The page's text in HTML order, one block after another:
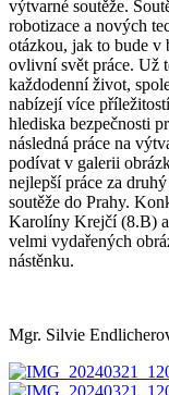
výtvarné soutěže.
robotizace a nových
otázkou, jak to bude v
ovlivní svět práce. Už
každodenní život,
nabízejí více
hlediska bezpečnosti
následná práce na
podívat v galerii
nejlepší práce za
soutěže do Prahy.
Karolíny Krejčí (8.B)
velmi vydařených
nástěnku.
Mgr. Silvie